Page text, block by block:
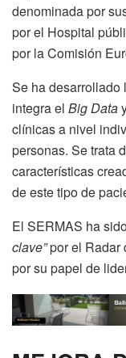
denominada por
por el Hospital
por la Comisión
Se ha desarrollado
integra el Big Data
clínicas a nivel
personas. Se trata
características
de este tipo de
El SERMAS ha
clave”por el Radar
por su papel de